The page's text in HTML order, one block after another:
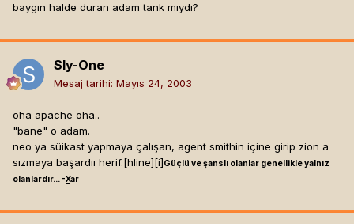
baygın halde duran adam tank mıydı?
Sly-One
Mesaj tarihi: Mayıs 24, 2003
oha apache oha..
"bane" o adam.
neo ya süikast yapmaya çalışan, agent smithin içine girip zion a
sızmaya başardıı herif.[hline][i]Güçlü ve şanslı olanlar genellikle yalnız
olanlardır... -Xar